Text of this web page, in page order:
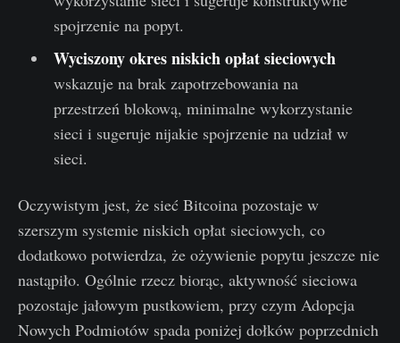
spojrzenie na popyt.
Wyciszony okres niskich opłat sieciowych
wskazuje na brak zapotrzebowania na
przestrzeń blokową, minimalne wykorzystanie
sieci i sugeruje nijakie spojrzenie na udział w
sieci.
Oczywistym jest, że sieć Bitcoina pozostaje w
szerszym systemie niskich opłat sieciowych, co
dodatkowo potwierdza, że ożywienie popytu jeszcze nie
nastąpiło. Ogólnie rzecz biorąc, aktywność sieciowa
pozostaje jałowym pustkowiem, przy czym Adopcja
Nowych Podmiotów spada poniżej dołków poprzednich